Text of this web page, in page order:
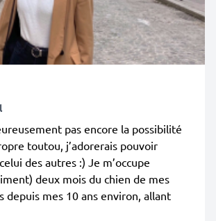
pas encore la possibilité
toutou, j’adorerais pouvoir
des autres :) Je m’occupe
deux mois du chien de mes
depuis mes 10 ans environ, allant